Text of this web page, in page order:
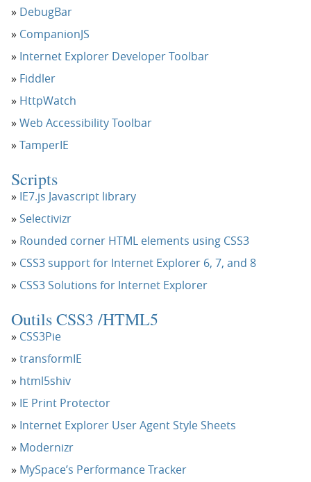
DebugBar
CompanionJS
Internet Explorer Developer Toolbar
Fiddler
HttpWatch
Web Accessibility Toolbar
TamperIE
Scripts
IE7.js Javascript library
Selectivizr
Rounded corner HTML elements using CSS3
CSS3 support for Internet Explorer 6, 7, and 8
CSS3 Solutions for Internet Explorer
Outils CSS3 /HTML5
CSS3Pie
transformIE
html5shiv
IE Print Protector
Internet Explorer User Agent Style Sheets
Modernizr
MySpace’s Performance Tracker